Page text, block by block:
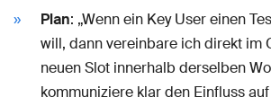
Plan: „Wenn ein Key User einen
will, dann vereinbare ich direkt im
neuen Slot innerhalb derselben
kommuniziere klar den Einfluss